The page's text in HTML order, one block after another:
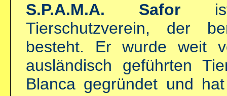
S.P.A.M.A. Safor ist
Tierschutzverein, der
besteht. Er wurde weit
ausländisch geführten
Blanca gegründet und